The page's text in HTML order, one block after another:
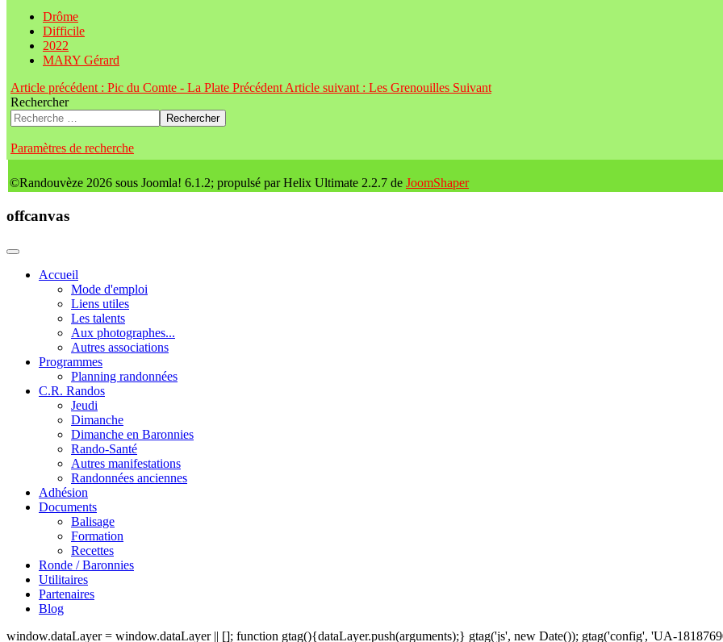
Drôme
Difficile
2022
MARY Gérard
Article précédent : Pic du Comte - La Plate Précédent Article suivant : Les Grenouilles Suivant
Rechercher
Rechercher
Paramètres de recherche
©Randouvèze 2026 sous Joomla! 6.1.2; propulsé par Helix Ultimate 2.2.7 de JoomShaper
offcanvas
Accueil
Mode d'emploi
Liens utiles
Les talents
Aux photographes...
Autres associations
Programmes
Planning randonnées
C.R. Randos
Jeudi
Dimanche
Dimanche en Baronnies
Rando-Santé
Autres manifestations
Randonnées anciennes
Adhésion
Documents
Balisage
Formation
Recettes
Ronde / Baronnies
Utilitaires
Partenaires
Blog
window.dataLayer = window.dataLayer || []; function gtag(){dataLayer.push(arguments);} gtag('js', new Date()); gtag('config', 'UA-